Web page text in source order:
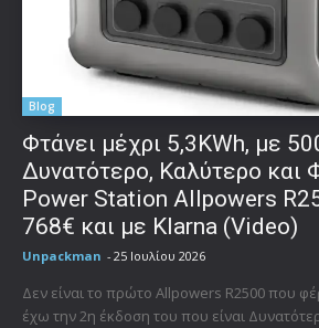
Blog
Φτάνει μέχρι 5,3KWh, με
Δυνατότερο, Καλύτερο και
Power Station Allpowers
768€ και με Klarna (Video)
Unpackman - 25 Ιουλίου 2026
Δεν είναι το πρώτο Allpowers R2500 που
έχω την 2η έκδοση του που είναι